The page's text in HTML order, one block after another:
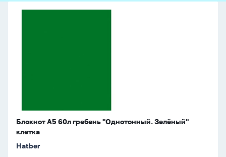
Блокнот А5 60л гребень "Однотонный. Зелёный"
клетка
Hatber